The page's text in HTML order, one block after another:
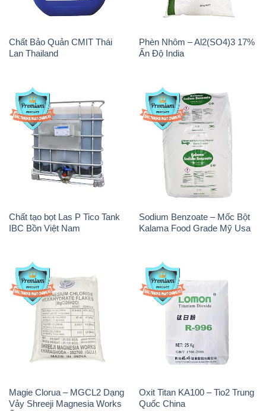
Chất Bảo Quản CMIT Thái
Lan Thailand
Phèn Nhôm – Al2(SO4)3 17%
Ấn Độ India
Chất tạo bọt Las P Tico Tank
IBC Bồn Việt Nam
Sodium Benzoate – Mốc Bột
Kalama Food Grade Mỹ Usa
Magie Clorua – MGCL2 Dạng
Vảy Shreeji Magnesia Works
Oxit Titan KA100 – Tio2 Trung
Quốc China